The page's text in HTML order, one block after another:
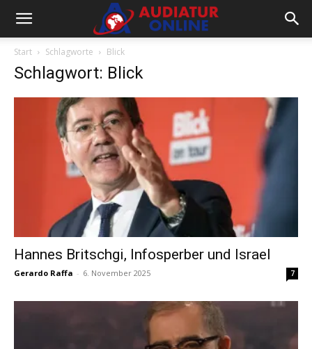
Start Schlagworte Blick
Schlagwort: Blick
Hannes Britschgi, Infosperber und Israel
Gerardo Raffa - 6. November 2025 7